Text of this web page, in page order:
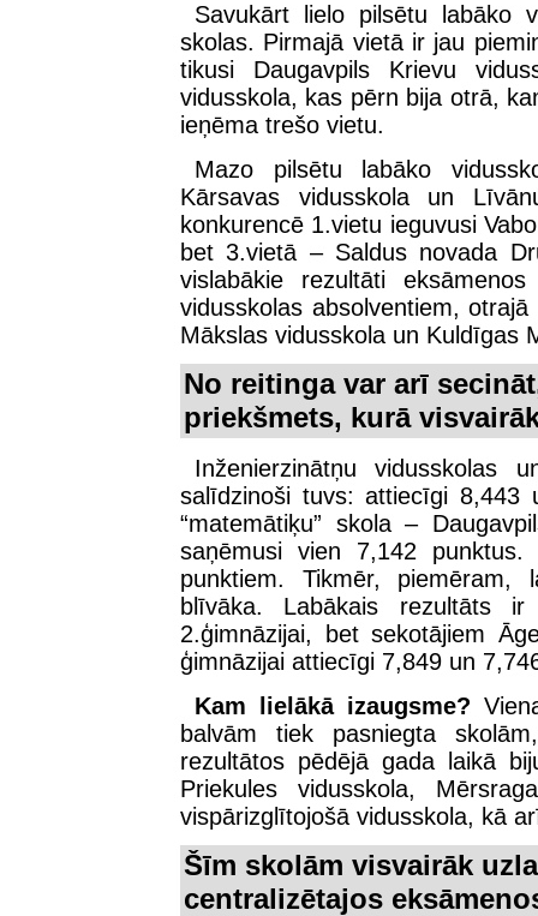
Savukārt lielo pilsētu labāko
skolas. Pirmajā vietā ir jau
tikusi Daugavpils Krievu
vidusskola, kas pērn bija otrā,
ieņēma trešo vietu.
Mazo pilsētu labāko
Kārsavas vidusskola un
konkurencē 1.vietu ieguvusi
bet 3.vietā – Saldus novada
vislabākie rezultāti
vidusskolas absolventiem,
Mākslas vidusskola un Kuldīgas
No reitinga var arī
priekšmets, kurā
Inženierzinātņu vidusskolas
salīdzinoši tuvs: attiecīgi 8,443
“matemātiķu” skola –
saņēmusi vien 7,142
punktiem. Tikmēr,
blīvāka. Labākais rezultāts
2.ģimnāzijai, bet sekotājiem
ģimnāzijai attiecīgi 7,849 un
Kam lielākā izaugsme?
balvām tiek pasniegta
rezultātos pēdējā gada laikā
Priekules vidusskola,
vispārizglītojošā vidusskola, kā
Šīm skolām visvairāk
centralizētajos